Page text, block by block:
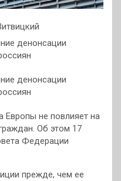
Европы не повлияет на
Об этом 17
Федерации
прежде, чем ее